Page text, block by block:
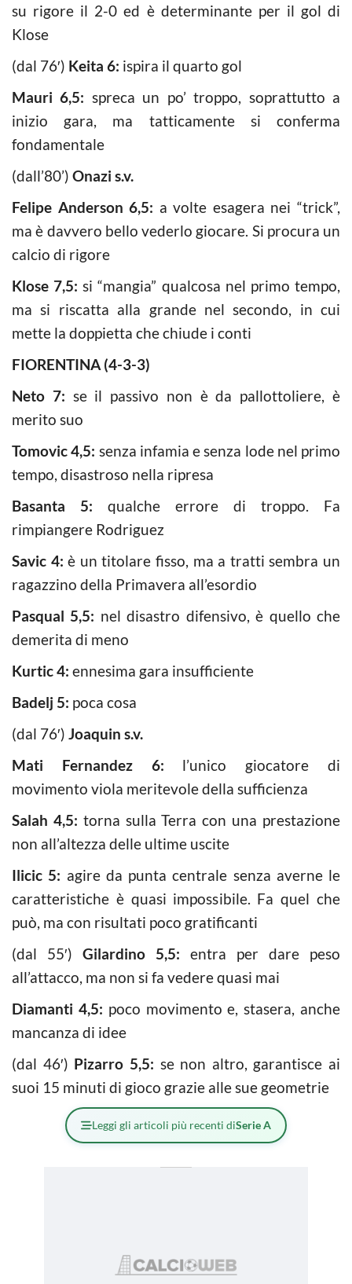
su rigore il 2-0 ed è determinante per il gol di
Klose
(dal 76′) Keita 6: ispira il quarto gol
Mauri 6,5: spreca un po’ troppo, soprattutto a
inizio gara, ma tatticamente si conferma
fondamentale
(dall’80’) Onazi s.v.
Felipe Anderson 6,5: a volte esagera nei “trick”,
ma è davvero bello vederlo giocare. Si procura un
calcio di rigore
Klose 7,5:si “mangia” qualcosa nel primo tempo,
ma si riscatta alla grande nel secondo, in cui
mette la doppietta che chiude i conti
FIORENTINA (4-3-3)
Neto 7: se il passivo non è da pallottoliere, è
merito suo
Tomovic 4,5: senza infamia e senza lode nel primo
tempo, disastroso nella ripresa
Basanta 5: qualche errore di troppo. Fa
rimpiangere Rodriguez
Savic 4:è un titolare fisso, ma a tratti sembra un
ragazzino della Primavera all’esordio
Pasqual 5,5: nel disastro difensivo, è quello che
demerita di meno
Kurtic 4: ennesima gara insufficiente
Badelj 5: poca cosa
(dal 76′) Joaquin s.v.
Mati Fernandez 6: l’unico giocatore di
movimento viola meritevole della sufficienza
Salah 4,5: torna sulla Terra con una prestazione
non all’altezza delle ultime uscite
Ilicic 5: agire da punta centrale senza averne le
caratteristiche è quasi impossibile. Fa quel che
può, ma con risultati poco gratificanti
(dal 55′) Gilardino 5,5: entra per dare peso
all’attacco, ma non si fa vedere quasi mai
Diamanti 4,5: poco movimento e, stasera, anche
mancanza di idee
(dal 46′) Pizarro 5,5: se non altro, garantisce ai
suoi 15 minuti di gioco grazie alle sue geometrie
Leggi gli articoli più recenti diSerie A